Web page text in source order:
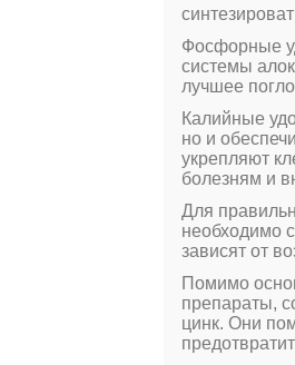
Фосфорные
системы
лучшее
Калийные
но и
укрепляют
болезням и
Для
необходимо
зависят от
Помимо
препараты,
цинк. Они